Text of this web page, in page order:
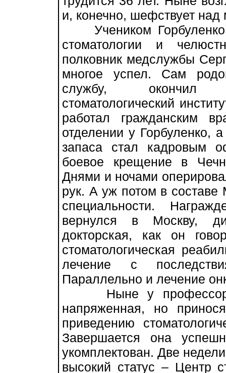
и, конечно, шефствует
Учеником Горбуленко
стоматологии и
полковник медслужбы
многое успел. Сам
службу, окончил
стоматологический
работал гражданским
отделении у Горбуленко,
запаса стал кадровым
боевое крещение в
Днями и ночами
рук. А уж потом в
специальности.
вернулся в Москву,
докторская, как он
стоматологическая
лечение с
Параллельно и лечение
Ныне у профессора
напряженная, но
приведению
Завершается она
укомплектован. Две
высокий статус – Центр